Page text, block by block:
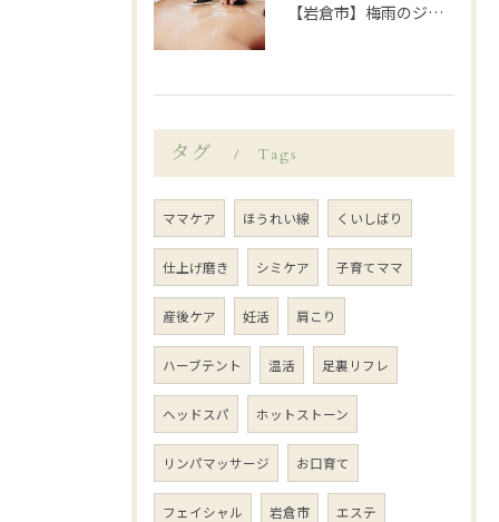
【岩倉市】梅雨のジメジメや暑さで乱れがちな自律神経を整えてみませんか？
タグ Tags
ママケア ほうれい線 くいしばり
仕上げ磨き シミケア 子育てママ
産後ケア 妊活 肩こり
ハーブテント 温活 足裏リフレ
ヘッドスパ ホットストーン
リンパマッサージ お口育て
フェイシャル 岩倉市 エステ